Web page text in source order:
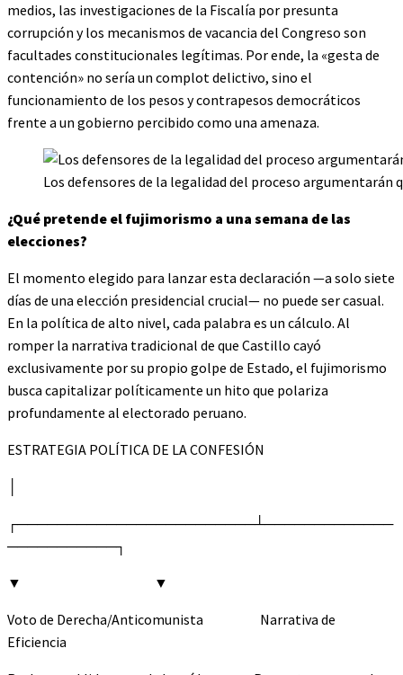
medios, las investigaciones de la Fiscalía por presunta
corrupción y los mecanismos de vacancia del Congreso son
facultades constitucionales legítimas. Por ende, la «gesta de
contención» no sería un complot delictivo, sino el
funcionamiento de los pesos y contrapesos democráticos
frente a un gobierno percibido como una amenaza.
Los defensores de la legalidad del proceso
¿Qué pretende el fujimorismo a una semana de las
elecciones?
El momento elegido para lanzar esta declaración —a solo siete
días de una elección presidencial crucial— no puede ser casual.
En la política de alto nivel, cada palabra es un cálculo. Al
romper la narrativa tradicional de que Castillo cayó
exclusivamente por su propio golpe de Estado, el fujimorismo
busca capitalizar políticamente un hito que polariza
profundamente al electorado peruano.
ESTRATEGIA POLÍTICA DE LA CONFESIÓN
┌────────────────────────┴─────────────
───────────┐
▼ ▼
Voto de Derecha/Anticomunista Narrativa de
Eficiencia